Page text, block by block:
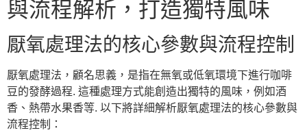
與流程解析，打造獨特風味
厭氧處理法的核心參數與流程控制
厭氧處理法，顧名思義，是指在無氧或低氧環境下進行咖啡
豆的發酵過程. 這種處理方式能創造出獨特的風味，例如酒
香、熱帶水果香等. 以下將詳細解析厭氧處理法的核心參數與
流程控制：